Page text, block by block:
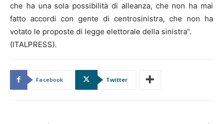
che ha una sola possibilità di alleanza, che non ha mai
fatto accordi con gente di centrosinistra, che non ha
votato le proposte di legge elettorale della sinistra”.
(ITALPRESS).
Facebook Twitter